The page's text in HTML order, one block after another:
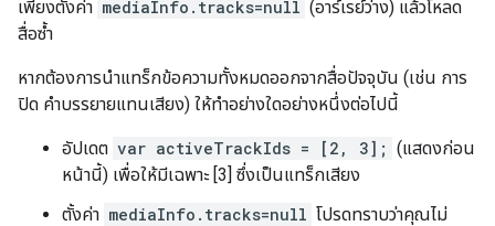
เพียงตั้งค่า mediaInfo.tracks=null (อาร์เรย์ว่าง) แล้วโหลด
สื่อซ้ำ
หากต้องการนำแทร็กข้อความทั้งหมดออกจากสื่อปัจจุบัน (เช่น การ
ปิด คำบรรยายแทนเสียง) ให้ทำอย่างใดอย่างหนึ่งต่อไปนี้
อัปเดต var activeTrackIds = [2, 3]; (แสดงก่อน
หน้านี้) เพื่อให้มีเฉพาะ [3] ซึ่งเป็นแทร็กเสียง
ตั้งค่า mediaInfo.tracks=null โปรดทราบว่าคุณไม่